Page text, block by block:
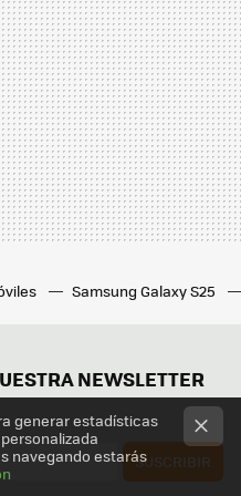
Samsung Galaxy S25
NEWSLETTER
SUSCRIBIR
generar estadísticas
navegando estarás